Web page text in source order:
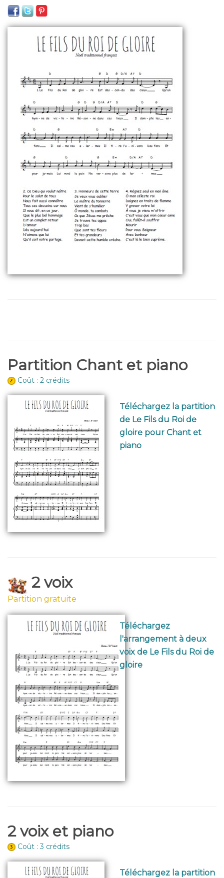
Partition Chant et piano
Coût : 2 crédits
Téléchargez la partition
de Le Fils du Roi de
gloire pour Chant et
piano
2 voix
Partition gratuite
Téléchargez
l'arrangement à deux
voix de Le Fils du Roi de
gloire
2 voix et piano
Coût : 3 crédits
Téléchargez la partition